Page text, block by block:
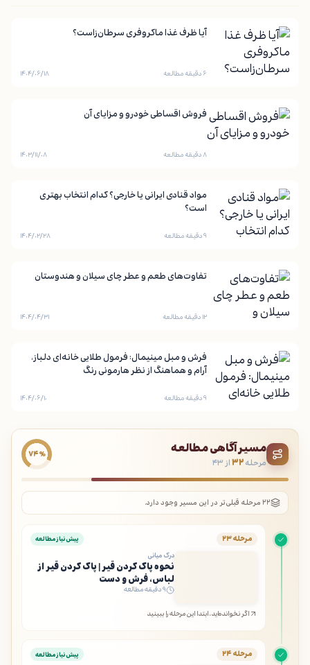
آیا ظرف غذا ماکروفری سرطان‌زاست؟
۶ دقیقه مطالعه ۱۴۰۴/۰۶/۱۸
فروش اقساطی خودرو و مزایای آن
۸ دقیقه مطالعه ۱۴۰۳/۱۱/۰۸
مواد قنادی ایرانی یا خارجی؟ کدام انتخاب بهتری
است؟
۹ دقیقه مطالعه ۱۴۰۴/۰۲/۲۸
تفاوت‌های طعم و عطر چای سیلان و هندوستان
۱۲ دقیقه مطالعه ۱۴۰۴/۰۴/۳۱
فرش و مبل مینیمال: فرمول طلایی خانه‌ای دلباز،
آرام و هماهنگ از نظر هارمونی رنگ
۹ دقیقه مطالعه ۱۴۰۴/۰۶/۱۰
مسیر آگاهی مطالعه
مرحله۳۲از ۴۳
۷۴٪
۲۲ مرحله قبلی‌تر در این مسیر وجود دارد.
مرحله ۲۳ پیش‌نیاز مطالعه
درک میانی
نحوه پاک کردن قیر | پاک کردن قیر از
لباس، فرش و دست
۹ دقیقه مطالعه
اگر نخوانده‌اید، ابتدا این مرحله را ببینید
مرحله ۲۴ پیش‌نیاز مطالعه